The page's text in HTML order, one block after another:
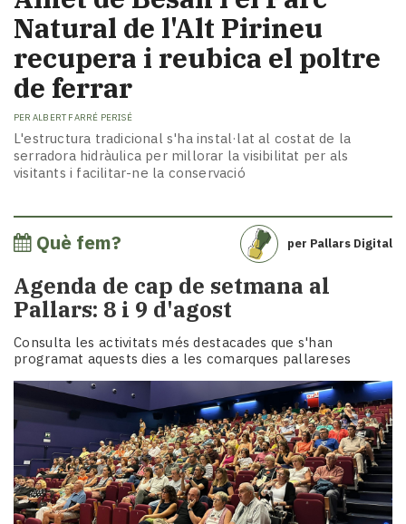
Natural de l'Alt Pirineu
recupera i reubica el poltre
de ferrar
PER ALBERT FARRÉ PERISÉ
L'estructura tradicional s'ha instal·lat al costat de la
serradora hidràulica per millorar la visibilitat per als
visitants i facilitar-ne la conservació
Què fem? per Pallars Digital
Agenda de cap de setmana al
Pallars: 8 i 9 d'agost
Consulta les activitats més destacades que s'han
programat aquests dies a les comarques pallareses